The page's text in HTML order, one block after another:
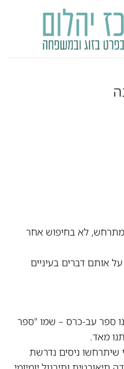
מתרחש, לא בחיפוש אחר
אותם דברים בעיניים
ספר עב-כרס – שמו "ספר
מאד.
שיתרחשו ניסים נדרשת